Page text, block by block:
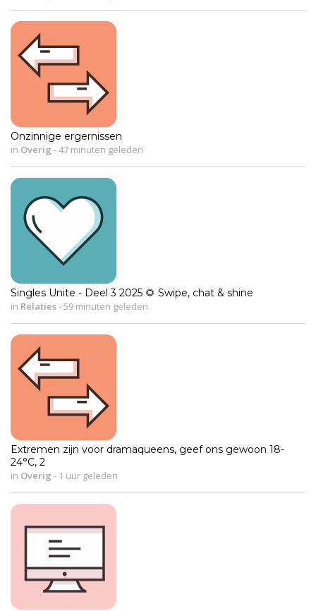
Onzinnige ergernissen
in Overig -47 minuten geleden
Singles Unite - Deel 3 2025 🌻 Swipe, chat & shine
in Relaties-59 minuten geleden
Extremen zijn voor dramaqueens, geef ons gewoon 18-
24°C, 2
in Overig - 1 uur geleden